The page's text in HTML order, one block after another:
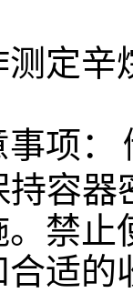
定
项：
容器
禁
适的